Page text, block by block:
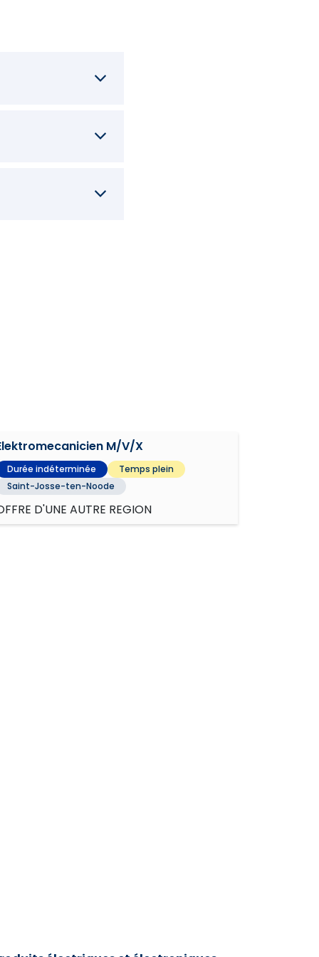
M/V/X
Durée indéterminée
Temps plein
Saint-Josse-ten-Noode
D'UNE AUTRE REGION